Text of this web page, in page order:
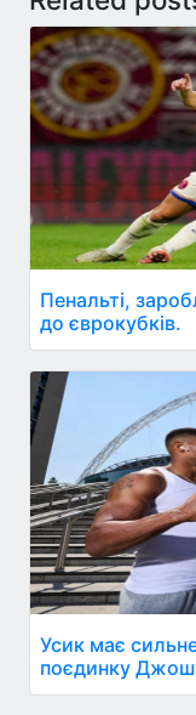
Пенальті,
до єврокубків.
Усик має
поєдинку